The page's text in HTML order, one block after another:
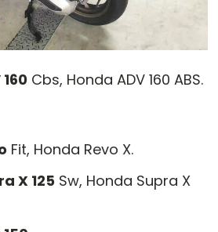
Cbs, Honda ADV 160 ABS.
Fit, Honda Revo X.
X 125 Sw, Honda Supra X